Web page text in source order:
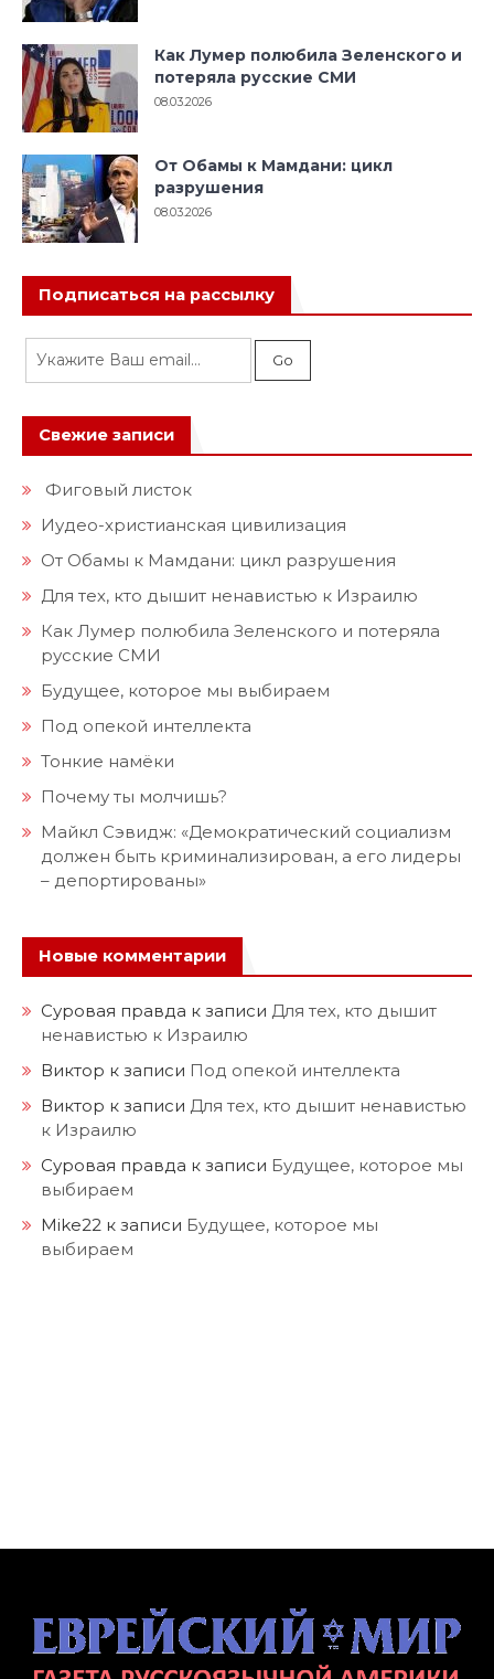
Как Лумер полюбила Зеленского и
потеряла русские СМИ
08.03.2026
От Обамы к Мамдани: цикл
разрушения
08.03.2026
Подписаться на рассылку
Свежие записи
Фиговый листок
Иудео-христианская цивилизация
От Обамы к Мамдани: цикл разрушения
Для тех, кто дышит ненавистью к Израилю
Как Лумер полюбила Зеленского и потеряла
русские СМИ
Будущее, которое мы выбираем
Под опекой интеллекта
Тонкие намёки
Почему ты молчишь?
Майкл Сэвидж: «Демократический социализм
должен быть криминализирован, а его лидеры
– депортированы»
Новые комментарии
Суровая правда к записи Для тех, кто дышит
ненавистью к Израилю
Виктор к записи Под опекой интеллекта
Виктор к записи Для тех, кто дышит ненавистью
к Израилю
Суровая правда к записи Будущее, которое мы
выбираем
Mike22 к записи Будущее, которое мы
выбираем